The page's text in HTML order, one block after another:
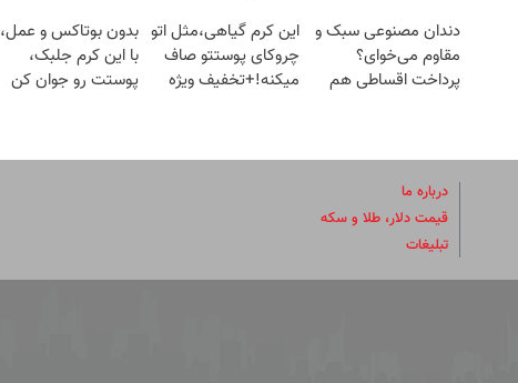
دندان مصنوعی سبک و
مقاوم می‌خوای؟
پرداخت اقساطی هم
این کرم گیاهی،مثل اتو
چروکای پوستتو صاف
میکنه!+تخفیف ویژه
بدون بوتاکس و عمل،
با این کرم جلبک،
پوستت رو جوان کن
درباره ما
قیمت دلار، طلا و سکه
تبلیغات